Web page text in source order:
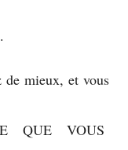
de mieux, et vous
QUE VOUS